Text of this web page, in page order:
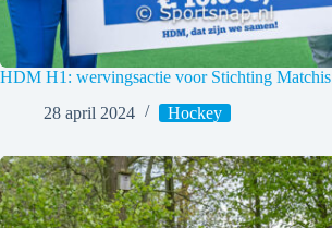
HDM H1: wervingsactie voor Stichting Matchis
28 april 2024
Hockey